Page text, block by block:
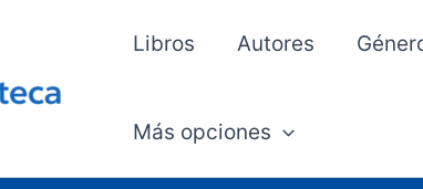
Libros Autores
Más opciones